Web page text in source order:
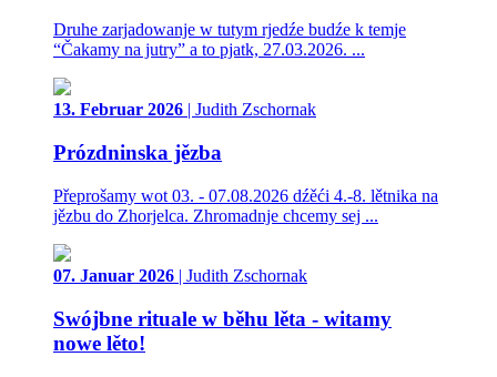
Druhe zarjadowanje w tutym rjedźe budźe k temje
“Čakamy na jutry” a to pjatk, 27.03.2026. ...
13. Februar 2026 | Judith Zschornak
Prózdninska jězba
Přeprošamy wot 03. - 07.08.2026 dźěći 4.-8. lětnika na
jězbu do Zhorjelca. Zhromadnje chcemy sej ...
07. Januar 2026 | Judith Zschornak
Swójbne rituale w běhu lěta - witamy
nowe lěto!